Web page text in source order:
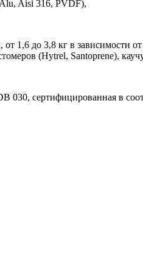
Aisi 316, PVDF),
1,6 до 3,8 кг в зависимости
(Hytrel, Santoprene),
030, сертифицированная в